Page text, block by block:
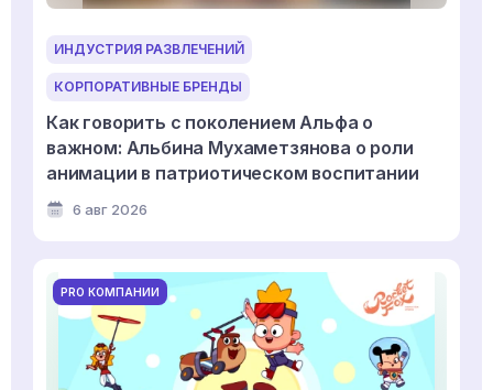
ИНДУСТРИЯ РАЗВЛЕЧЕНИЙ
КОРПОРАТИВНЫЕ БРЕНДЫ
Как говорить с поколением Альфа о
важном: Альбина Мухаметзянова о роли
анимации в патриотическом воспитании
6 авг 2026
PRO КОМПАНИИ